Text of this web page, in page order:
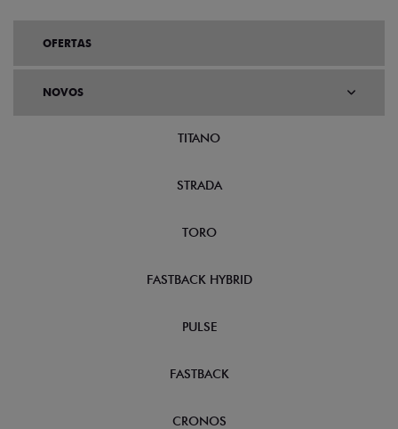
OFERTAS
NOVOS
TITANO
STRADA
TORO
FASTBACK HYBRID
PULSE
FASTBACK
CRONOS